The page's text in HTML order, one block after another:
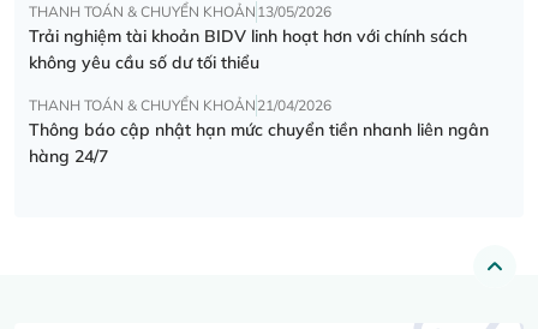
THANH TOÁN & CHUYỂN KHOẢN 13/05/2026
Trải nghiệm tài khoản BIDV linh hoạt hơn với chính sách
không yêu cầu số dư tối thiểu
THANH TOÁN & CHUYỂN KHOẢN 21/04/2026
Thông báo cập nhật hạn mức chuyển tiền nhanh liên ngân
hàng 24/7